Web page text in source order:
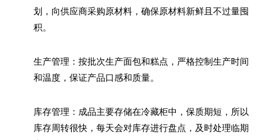
划，向供应商采购原材料，确保原材料新鲜且不过量囤
积。
生产管理：按批次生产面包和糕点，严格控制生产时间
和温度，保证产品口感和质量。
库存管理：成品主要存储在冷藏柜中，保质期短，所以
库存周转很快，每天会对库存进行盘点，及时处理临期